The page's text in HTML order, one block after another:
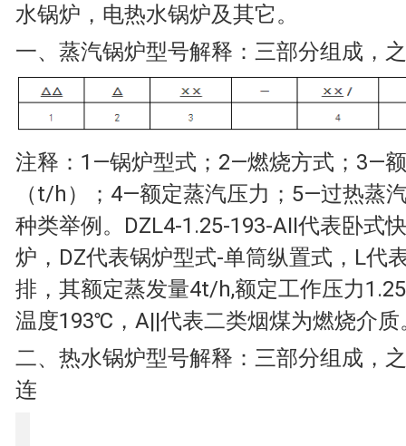
水锅炉，电热水锅炉及其它。
一、蒸汽锅炉型号解释：三部分组成，
注释：1—锅炉型式；2—燃烧方式；3—
（t/h）；4—额定蒸汽压力；5—过热蒸
种类举例。DZL4-1.25-193-AII代表卧式
炉，DZ代表锅炉型式-单筒纵置式，L代
排，其额定蒸发量4t/h,额定工作压力
温度193℃，A||代表二类烟煤为燃烧介质
二、热水锅炉型号解释：三部分组成，
连